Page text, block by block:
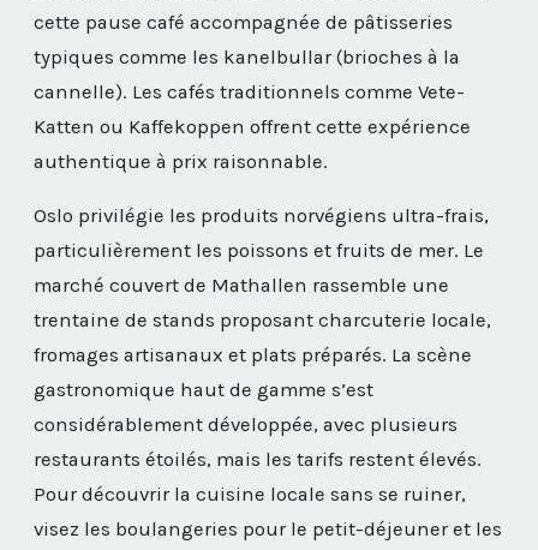
cette pause café accompagnée de pâtisseries
typiques comme les kanelbullar (brioches à la
cannelle). Les cafés traditionnels comme Vete-
Katten ou Kaffekoppen offrent cette expérience
authentique à prix raisonnable.
Oslo privilégie les produits norvégiens ultra-frais,
particulièrement les poissons et fruits de mer. Le
marché couvert de Mathallen rassemble une
trentaine de stands proposant charcuterie locale,
fromages artisanaux et plats préparés. La scène
gastronomique haut de gamme s’est
considérablement développée, avec plusieurs
restaurants étoilés, mais les tarifs restent élevés.
Pour découvrir la cuisine locale sans se ruiner,
visez les boulangeries pour le petit-déjeuner et les